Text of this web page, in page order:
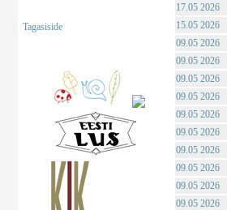
Tagasiside
17.05 2026
15.05 2026
09.05 2026
09.05 2026
09.05 2026
09.05 2026
09.05 2026
09.05 2026
09.05 2026
09.05 2026
09.05 2026
09.05 2026